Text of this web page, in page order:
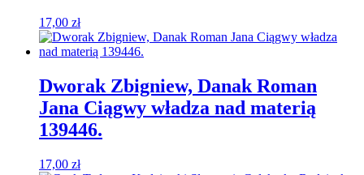
17,00 zł
Dworak Zbigniew, Danak Roman
Jana Ciągwy władza nad materią
139446.
17,00 zł